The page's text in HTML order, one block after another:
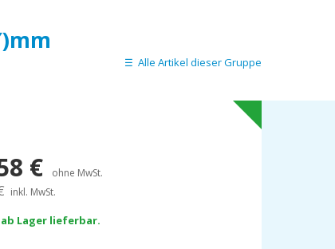
Alle Artikel dieser Gruppe
€ ohne MwSt.
inkl. MwSt.
Lager lieferbar.